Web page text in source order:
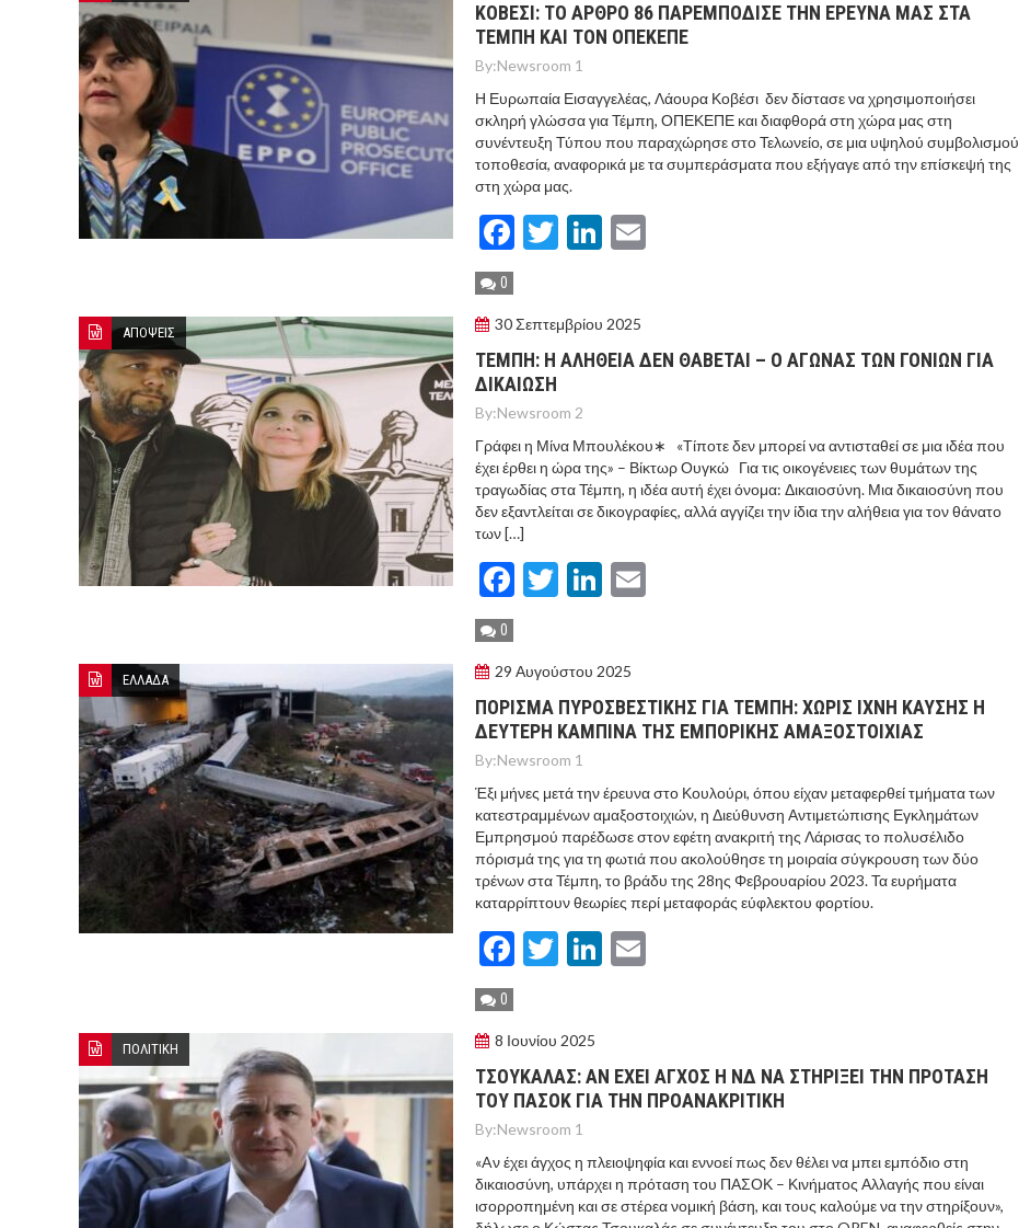
ΚΟΒΕΣΙ: ΤΟ ΑΡΘΡΟ 86 ΠΑΡΕΜΠΟΔΙΣΕ ΤΗΝ ΕΡΕΥΝΑ ΜΑΣ ΣΤΑ
ΤΕΜΠΗ ΚΑΙ ΤΟΝ ΟΠΕΚΕΠΕ
By:Newsroom 1
Η Ευρωπαία Εισαγγελέας, Λάουρα Κοβέσι δεν δίστασε να χρησιμοποιήσει
σκληρή γλώσσα για Τέμπη, ΟΠΕΚΕΠΕ και διαφθορά στη χώρα μας στη
συνέντευξη Τύπου που παραχώρησε στο Τελωνείο, σε μια υψηλού συμβολισμού
τοποθεσία, αναφορικά με τα συμπεράσματα που εξήγαγε από την επίσκεψή της
στη χώρα μας.
Facebook
TwitterLinkedIn
0
ΑΠΟΨΕΙΣ 30 Σεπτεμβρίου 2025
ΤΕΜΠΗ: Η ΑΛΗΘΕΙΑ ΔΕΝ ΘΑΒΕΤΑΙ – Ο ΑΓΩΝΑΣ ΤΩΝ ΓΟΝΙΩΝ ΓΙΑ
ΔΙΚΑΙΩΣΗ
By:Newsroom 2
Γράφει η Μίνα Μπουλέκου∗ «Τίποτε δεν μπορεί να αντισταθεί σε μια ιδέα που
έχει έρθει η ώρα της» – Βίκτωρ Ουγκώ Για τις οικογένειες των θυμάτων της
τραγωδίας στα Τέμπη, η ιδέα αυτή έχει όνομα: Δικαιοσύνη. Μια δικαιοσύνη που
δεν εξαντλείται σε δικογραφίες, αλλά αγγίζει την ίδια την αλήθεια για τον θάνατο
των […]
Facebook
TwitterLinkedIn
0
ΕΛΛΑΔΑ 29 Αυγούστου 2025
ΠΟΡΙΣΜΑ ΠΥΡΟΣΒΕΣΤΙΚΗΣ ΓΙΑ ΤΕΜΠΗ: ΧΩΡΙΣ ΙΧΝΗ ΚΑΥΣΗΣ Η
ΔΕΥΤΕΡΗ ΚΑΜΠΙΝΑ ΤΗΣ ΕΜΠΟΡΙΚΗΣ ΑΜΑΞΟΣΤΟΙΧΙΑΣ
By:Newsroom 1
Έξι μήνες μετά την έρευνα στο Κουλούρι, όπου είχαν μεταφερθεί τμήματα των
κατεστραμμένων αμαξοστοιχιών, η Διεύθυνση Αντιμετώπισης Εγκλημάτων
Εμπρησμού παρέδωσε στον εφέτη ανακριτή της Λάρισας το πολυσέλιδο
πόρισμά της για τη φωτιά που ακολούθησε τη μοιραία σύγκρουση των δύο
τρένων στα Τέμπη, το βράδυ της 28ης Φεβρουαρίου 2023. Τα ευρήματα
καταρρίπτουν θεωρίες περί μεταφοράς εύφλεκτου φορτίου.
Facebook
TwitterLinkedIn
0
ΠΟΛΙΤΙΚΗ 8 Ιουνίου 2025
ΤΣΟΥΚΑΛΑΣ: ΑΝ ΕΧΕΙ ΑΓΧΟΣ Η ΝΔ ΝΑ ΣΤΗΡΙΞΕΙ ΤΗΝ ΠΡΟΤΑΣΗ
ΤΟΥ ΠΑΣΟΚ ΓΙΑ ΤΗΝ ΠΡΟΑΝΑΚΡΙΤΙΚΗ
By:Newsroom 1
«Aν έχει άγχος η πλειοψηφία και εννοεί πως δεν θέλει να μπει εμπόδιο στη
δικαιοσύνη, υπάρχει η πρόταση του ΠΑΣΟΚ – Κινήματος Αλλαγής που είναι
ισορροπημένη και σε στέρεα νομική βάση, και τους καλούμε να την στηρίξουν»,